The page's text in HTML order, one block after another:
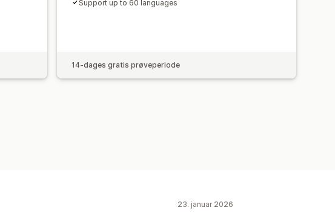
Support up to 60 languages
14-dages gratis prøveperiode
23. januar 2026